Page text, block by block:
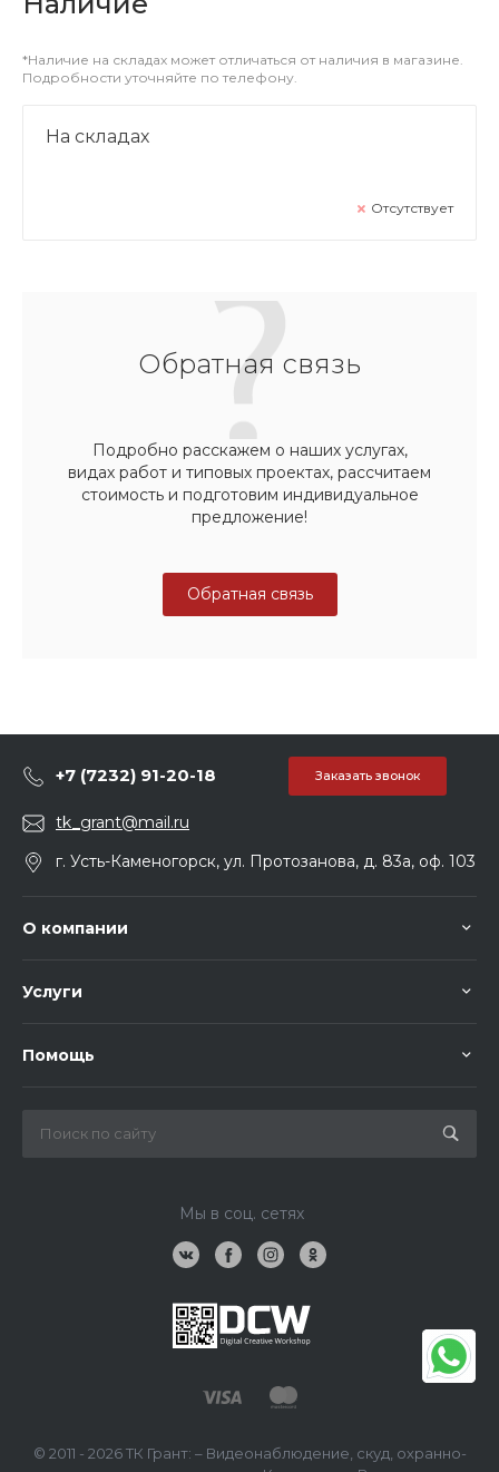
*Наличие на складах может отличаться от наличия в магазине.
Подробности уточняйте по телефону.
На складах
Отсутствует
Обратная связь
Подробно расскажем о наших услугах,
видах работ и типовых проектах, рассчитаем
стоимость и подготовим индивидуальное
предложение!
Обратная связь
+7 (7232) 91-20-18 Заказать звонок
tk_grant@mail.ru
г. Усть-Каменогорск, ул. Протозанова, д. 83а, оф. 103
О компании
Услуги
Помощь
Мы в соц. сетях
© 2011 - 2026 ТК Грант: – Видеонаблюдение, скуд, охранно-